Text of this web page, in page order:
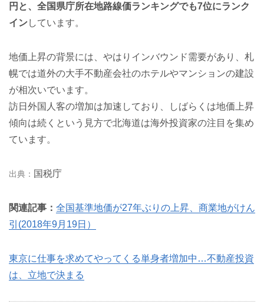
円と、全国県庁所在地路線価ランキングでも7位にランク
インしています。
地価上昇の背景には、やはりインバウンド需要があり、札
幌では道外の大手不動産会社のホテルやマンションの建設
が相次いでいます。
訪日外国人客の増加は加速しており、しばらくは地価上昇
傾向は続くという見方で北海道は海外投資家の注目を集め
ています。
国税庁
関連記事： 全国基準地価が27年ぶりの上昇、商業地がけん
引(2018年9月19日）
東京に仕事を求めてやってくる単身者増加中…不動産投資
は、立地で決まる